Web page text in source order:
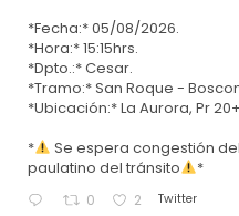
*Fecha:* 05/08/2026.
*Hora:* 15:15hrs.
*Dpto.:* Cesar.
*Tramo:* San Roque -
*Ubicación:* La Aurora, Pr
*
Se espera congestión
paulatino del tránsito
*
0 2 Twitter